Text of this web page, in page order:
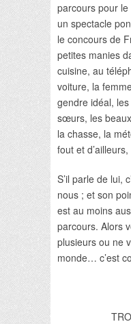
parcours pour
un spectacle
le concours de
petites manies
cuisine, au
voiture, la
gendre idéal,
sœurs, les
la chasse, la
fout et d’ailleurs,
S’il parle de lui,
nous ; et son
est au moins
parcours. Alors
plusieurs ou ne
monde… c’est